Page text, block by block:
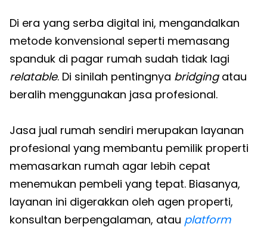
Di era yang serba digital ini, mengandalkan
metode konvensional seperti memasang
spanduk di pagar rumah sudah tidak lagi
relatable. Di sinilah pentingnya bridgingatau
beralih menggunakan jasa profesional.
Jasa jual rumah sendiri merupakan layanan
profesional yang membantu pemilik properti
memasarkan rumah agar lebih cepat
menemukan pembeli yang tepat. Biasanya,
layanan ini digerakkan oleh agen properti,
konsultan berpengalaman, atau platform